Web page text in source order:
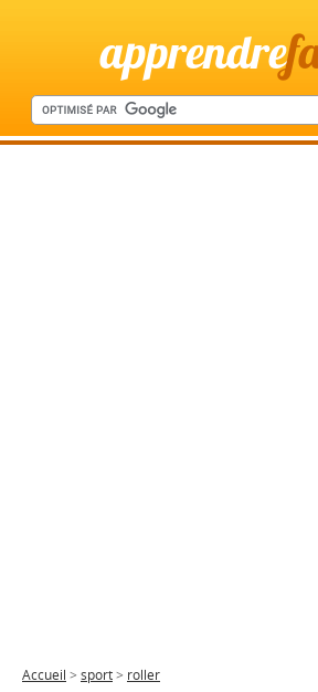
apprendre
Accueil > sport> roller